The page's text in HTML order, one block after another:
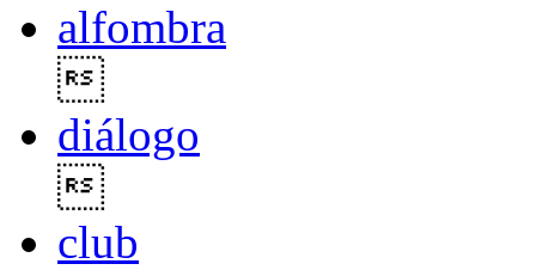
alfombra
diálogo
club